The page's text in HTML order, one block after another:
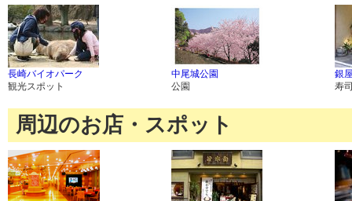
長崎バイオパーク
観光スポット
中尾城公園
公園
銀
寿
周辺のお店・スポット